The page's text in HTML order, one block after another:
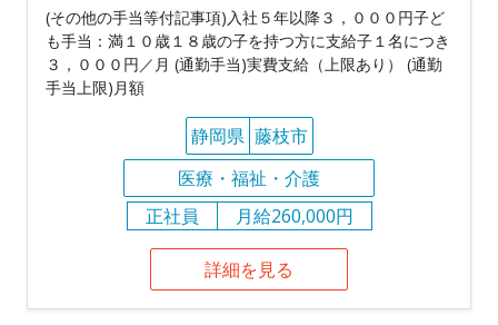
(その他の手当等付記事項)入社５年以降３，０００円子ど
も手当：満１０歳１８歳の子を持つ方に支給子１名につき
３，０００円／月 (通勤手当)実費支給（上限あり） (通勤
手当上限)月額
静岡県 藤枝市
医療・福祉・介護
正社員
月給260,000円
詳細を見る